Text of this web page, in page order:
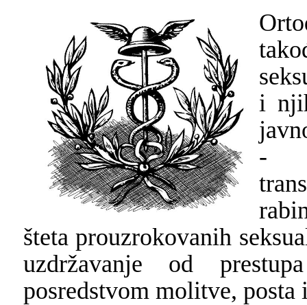
i
-
šteta prouzrokovanih
uzdržavanje od
posredstvom molitve, posta